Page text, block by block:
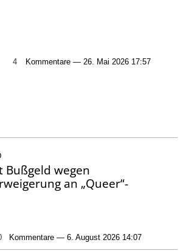
4 Kommentare — 26. Mai 2026 17:57
Bußgeld wegen
an „Queer“-
Kommentare — 6. August 2026 14:07